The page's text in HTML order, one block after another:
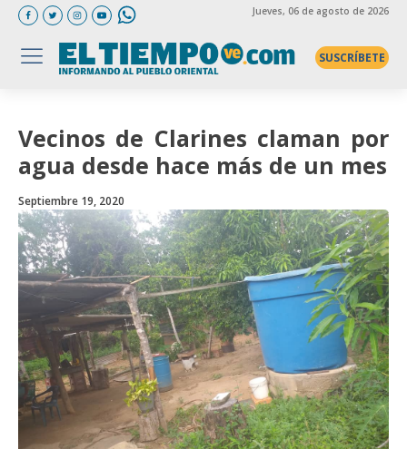
Jueves, 06 de agosto de 2026
SUSCRÍBETE
Vecinos de Clarines claman por
agua desde hace más de un mes
Septiembre 19, 2020